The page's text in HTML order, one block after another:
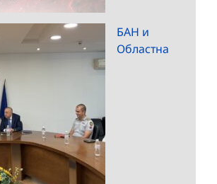
БАН и
Областна